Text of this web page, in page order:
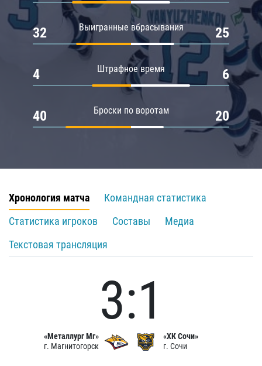
Выигранные вбрасывания
32 25
Штрафное время
4 6
Броски по воротам
40 20
Хронология матча
Командная статистика
Статистика игроков
Составы
Медиа
Текстовая трансляция
«Металлург Мг»
г. Магнитогорск
3:1
«ХК Сочи»
г. Сочи